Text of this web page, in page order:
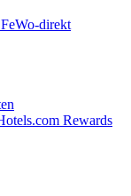
direkt
Rewards